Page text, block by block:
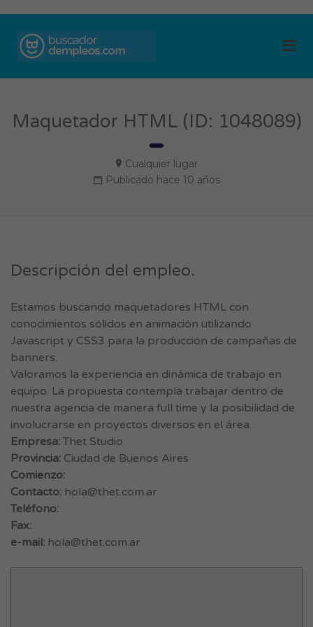
Maquetador HTML (ID: 1048089)
Cualquier lugar
Publicado hace 10 años
Descripción del empleo.
Estamos buscando maquetadores HTML con
conocimientos sólidos en animación utilizando
Javascript y CSS3 para la producción de campañas de
banners.
Valoramos la experiencia en dinámica de trabajo en
equipo. La propuesta contempla trabajar dentro de
nuestra agencia de manera full time y la posibilidad de
involucrarse en proyectos diversos en el área.
Empresa: Thet Studio
Provincia: Ciudad de Buenos Aires
Comienzo:
Contacto: hola@thet.com.ar
Teléfono:
Fax:
e-mail: hola@thet.com.ar